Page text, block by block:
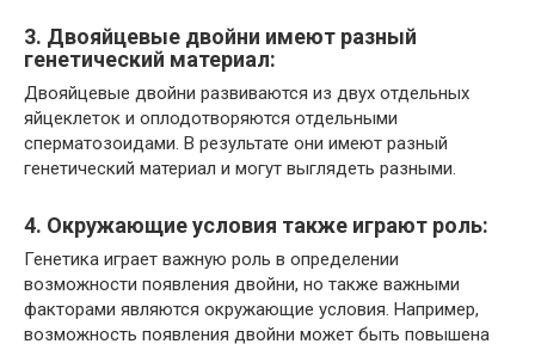
3. Двояйцевые двойни имеют разный
генетический материал:
Двояйцевые двойни развиваются из двух отдельных
яйцеклеток и оплодотворяются отдельными
сперматозоидами. В результате они имеют разный
генетический материал и могут выглядеть разными.
4. Окружающие условия также играют роль:
Генетика играет важную роль в определении
возможности появления двойни, но также важными
факторами являются окружающие условия. Например,
возможность появления двойни может быть повышена